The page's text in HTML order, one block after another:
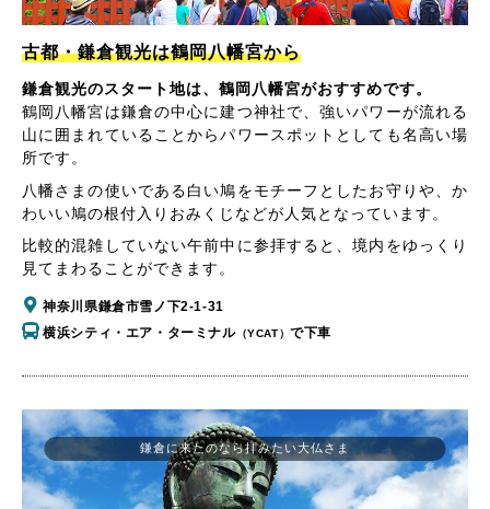
古都・鎌倉観光は鶴岡八幡宮から
鎌倉観光のスタート地は、鶴岡八幡宮がおすすめです。
鶴岡八幡宮は鎌倉の中心に建つ神社で、強いパワーが流れる
山に囲まれていることからパワースポットとしても名高い場
所です。
八幡さまの使いである白い鳩をモチーフとしたお守りや、か
わいい鳩の根付入りおみくじなどが人気となっています。
比較的混雑していない午前中に参拝すると、境内をゆっくり
見てまわることができます。
神奈川県鎌倉市雪ノ下2-1-31
横浜シティ・エア・ターミナル（YCAT）で下車
鎌倉に来たのなら拝みたい大仏さま